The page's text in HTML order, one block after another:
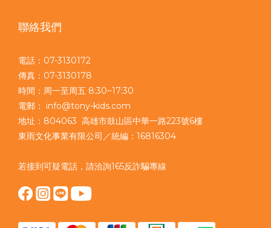
聯絡我們
電話：07-3130172
傳真：07-3130178
時間：周一至周五 8:30~17:30
電郵： info@tony-kids.com
地址：804063 高雄市鼓山區中華一路223號6樓
東雨文化事業有限公司／統編：16816304
若接到可疑電話，請洽詢165反詐騙專線